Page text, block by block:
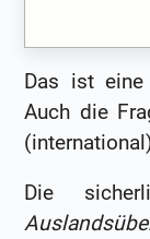
Das ist
Auch die
Die